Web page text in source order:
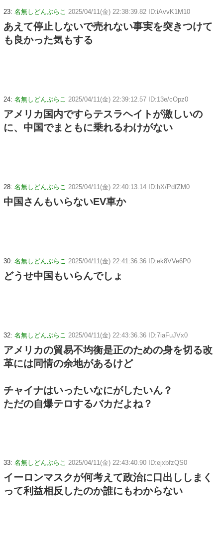
23: 名無しどんぶらこ 2025/04/11(金) 22:38:39.82 ID:iAvvK1M10
あえて停止しないで売れない事実を突きつけて
も良かった気もする
24: 名無しどんぶらこ 2025/04/11(金) 22:39:12.57 ID:13e/cOpz0
アメリカ国内ですらテスラヘイトが激しいの
に、中国でまともに乗れるわけがない
28: 名無しどんぶらこ 2025/04/11(金) 22:40:13.14 ID:hX/PdfZM0
中国さんもいらないEV車か
30: 名無しどんぶらこ 2025/04/11(金) 22:41:36.36 ID:ek8VVe6P0
どうせ中国もいらんでしょ
32: 名無しどんぶらこ 2025/04/11(金) 22:43:36.36 ID:7iaFuJVx0
アメリカの貿易不均衡是正のための身を切る改
革には同情の余地があるけど
チャイナはいったいなにがしたいん？
ただの自爆テロするバカだよね？
33: 名無しどんぶらこ 2025/04/11(金) 22:43:40.90 ID:ejxbfzQS0
イーロンマスクが何考えて政治に口出ししまく
って利益相反したのか誰にもわからない